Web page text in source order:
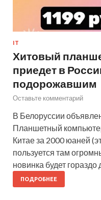
IT
Хитовый
приедет в
подорожавшим
Оставьте комментарий
В Белоруссии
Планшетный
Китае за 2000 юаней
пользуется там
новинка будет
ПОДРОБНЕЕ